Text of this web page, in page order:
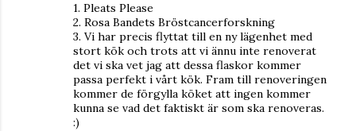
1. Pleats Please
2. Rosa Bandets Bröstcancerforskning
3. Vi har precis flyttat till en ny lägenhet med
stort kök och trots att vi ännu inte renoverat
det vi ska vet jag att dessa flaskor kommer
passa perfekt i vårt kök. Fram till renoveringen
kommer de förgylla köket att ingen kommer
kunna se vad det faktiskt är som ska renoveras.
:)